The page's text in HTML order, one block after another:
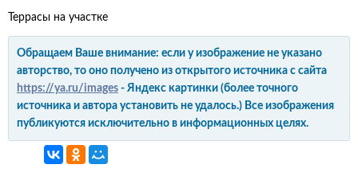
Террасы на участке
Обращаем Ваше внимание: если у изображение не указано
авторство, то оно получено из открытого источника с сайта
https://ya.ru/images - Яндекс картинки (более точного
источника и автора установить не удалось.) Все изображения
публикуются исключительно в информационных целях.